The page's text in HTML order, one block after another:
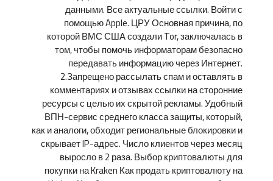
данными. Все актуальные ссылки. Войти с
помощью Apple. ЦРУ Основная причина, по
которой ВМС США создали Tor, заключалась в
том, чтобы помочь информаторам безопасно
передавать информацию через Интернет.
2.Запрещено рассылать спам и оставлять в
комментариях и отзывах ссылки на сторонние
ресурсы с целью их скрытой рекламы. Удобный
ВПН-сервис среднего класса защиты, который,
как и аналоги, обходит региональные блокировки и
скрывает IP-адрес. Число клиентов через месяц
выросло в 2 раза. Выбор криптовалюты для
покупки на Kraken Как продать криптовалюту на